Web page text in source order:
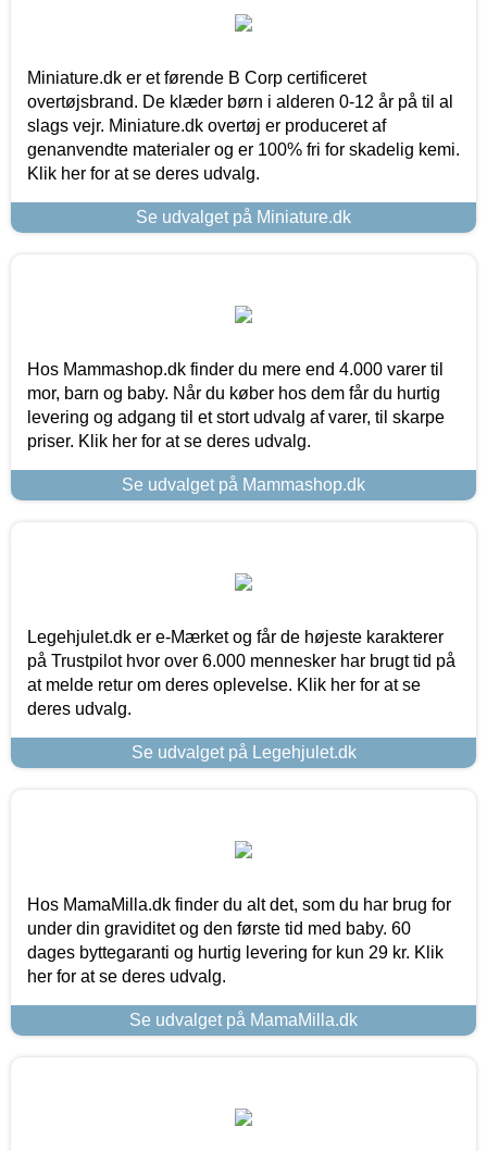
Miniature.dk er et førende B Corp certificeret
overtøjsbrand. De klæder børn i alderen 0-12 år på til al
slags vejr. Miniature.dk overtøj er produceret af
genanvendte materialer og er 100% fri for skadelig kemi.
Klik her for at se deres udvalg.
Se udvalget på Miniature.dk
Hos Mammashop.dk finder du mere end 4.000 varer til
mor, barn og baby. Når du køber hos dem får du hurtig
levering og adgang til et stort udvalg af varer, til skarpe
priser. Klik her for at se deres udvalg.
Se udvalget på Mammashop.dk
Legehjulet.dk er e-Mærket og får de højeste karakterer
på Trustpilot hvor over 6.000 mennesker har brugt tid på
at melde retur om deres oplevelse. Klik her for at se
deres udvalg.
Se udvalget på Legehjulet.dk
Hos MamaMilla.dk finder du alt det, som du har brug for
under din graviditet og den første tid med baby. 60
dages byttegaranti og hurtig levering for kun 29 kr. Klik
her for at se deres udvalg.
Se udvalget på MamaMilla.dk